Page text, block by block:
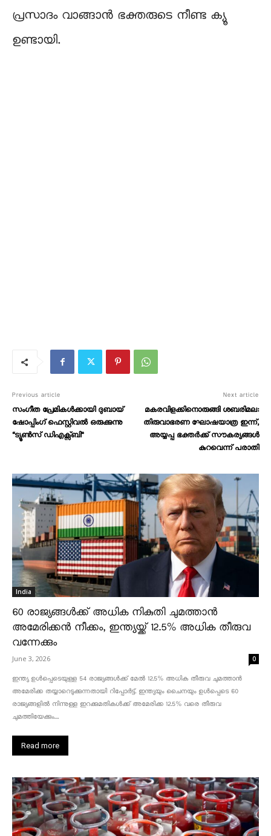
പ്രസാദം വാങ്ങാൻ ഭക്തരുടെ നീണ്ട ക്യൂ
ഉണ്ടായി.
Previous article
സംഗീത പ്രേമികൾക്കായി ദുബായ്
ഷോപ്പിംഗ് ഫെസ്റ്റിവൽ ഒരുക്കുന്നു
“ട്യൂൺസ് ഡിഎക്സ്ബി”
Next article
മകരവിളക്കിനൊരുങ്ങി ശബരിമല:
തിരുവാഭരണ ഘോഷയാത്ര ഇന്ന്,
അയ്യപ്പ ഭക്തർക്ക് സൗകര്യങ്ങൾ
കുറവെന്ന് പരാതി
India
60 രാജ്യങ്ങൾക്ക് അധിക നികുതി ചുമത്താൻ
അമേരിക്കൻ നീക്കം, ഇന്ത്യയ്ക്ക് 12.5% അധിക തീരുവ
വന്നേക്കും
June 3, 2026 0
ഇന്ത്യ ഉൾപ്പെടെയുള്ള 54 രാജ്യങ്ങൾക്ക് മേൽ 12.5% അധിക തീരുവ ചുമത്താൻ
അമേരിക്ക തയ്യാറെടുക്കുന്നതായി റിപ്പോർട്ട്. ഇന്ത്യയും ചൈനയും ഉൾപ്പെടെ 60
രാജ്യങ്ങളിൽ നിന്നുള്ള ഇറക്കുമതികൾക്ക് അമേരിക്ക 12.5% ​​വരെ തീരുവ
ചുമത്തിയേക്കും....
Read more